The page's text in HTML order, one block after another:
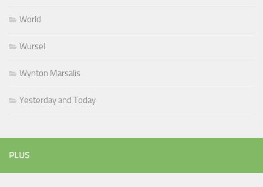
World
Wursel
Wynton Marsalis
Yesterday and Today
PLUS